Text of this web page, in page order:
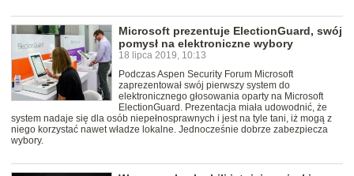
Microsoft prezentuje ElectionGuard, swój
pomysł na elektroniczne wybory
18 lipca 2019, 10:13
Podczas Aspen Security Forum Microsoft
zaprezentował swój pierwszy system do
elektronicznego głosowania oparty na Microsoft
ElectionGuard. Prezentacja miała udowodnić, że
system nadaje się dla osób niepełnosprawnych i jest na tyle tani, iż mogą z
niego korzystać nawet władze lokalne. Jednocześnie dobrze zabezpiecza
wybory.